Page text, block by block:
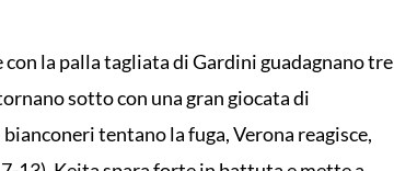
la palla tagliata di Gardini guadagnano tre
sotto con una gran giocata di
tentano la fuga, Verona reagisce,